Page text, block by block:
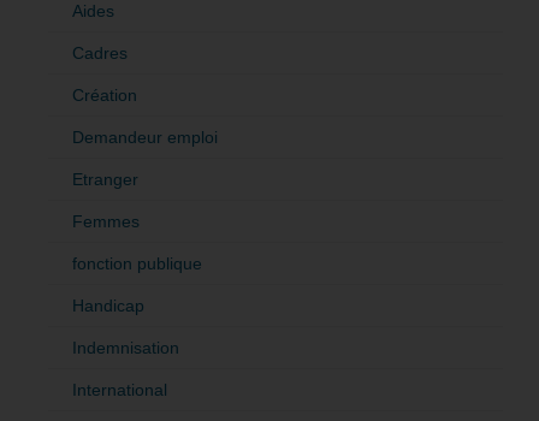
Aides
Cadres
Création
Demandeur emploi
Etranger
Femmes
fonction publique
Handicap
Indemnisation
International